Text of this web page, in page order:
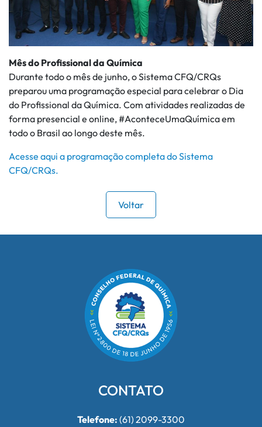
Mês do Profissional da Química
Durante todo o mês de junho, o Sistema CFQ/CRQs
preparou uma programação especial para celebrar o Dia
do Profissional da Química. Com atividades realizadas de
forma presencial e online, #AconteceUmaQuímica em
todo o Brasil ao longo deste mês.
Acesse aqui a programação completa do Sistema
CFQ/CRQs.
Voltar
CONTATO
Telefone: (61) 2099-3300